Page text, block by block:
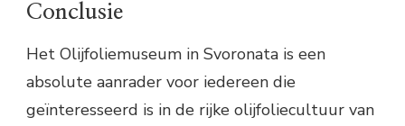
Conclusie
Het Olijfoliemuseum in Svoronata is een
absolute aanrader voor iedereen die
geïnteresseerd is in de rijke olijfoliecultuur van